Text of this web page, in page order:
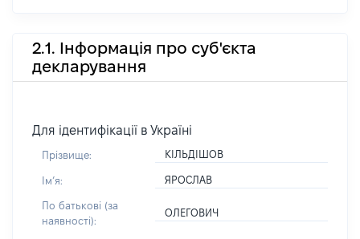
2.1. Інформація про суб'єкта
декларування
Для ідентифікації в Україні
Прізвище: КІЛЬДІШОВ
Імʼя: ЯРОСЛАВ
По батькові (за
наявності):
ОЛЕГОВИЧ